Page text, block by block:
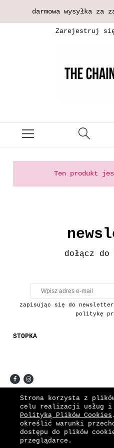
Strona korzysta z
celu realizacji usług i
Polityką Plików Cookies
określić warunki
dostępu do plików
przeglądarce.
darmowa wysyłka za
Zarejestruj
Ten produkt
dołącz do
zapisując się do
politykę
STOPKA
Pokaż pełną
Sklep